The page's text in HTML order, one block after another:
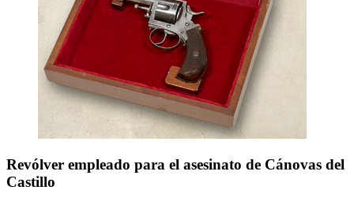
Revólver empleado para el asesinato de Cánovas del
Castillo